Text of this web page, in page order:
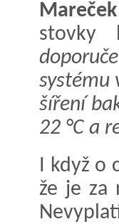
Mareček
stovky
systému
šíření
22 °C a
I když
že je za